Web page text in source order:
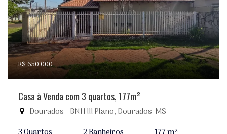
R$ 650.000
Casa à Venda com 3 quartos, 177m²
Dourados - BNH III Plano, Dourados-MS